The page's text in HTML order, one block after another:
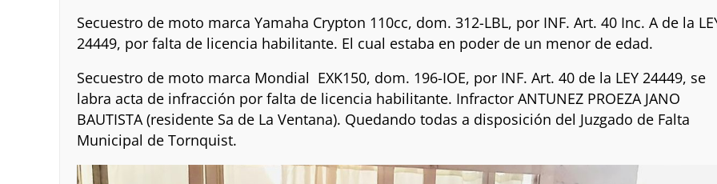
Secuestro de moto marca Yamaha Crypton 110cc, dom. 312-LBL, por INF. Art. 40 Inc. A de la
24449, por falta de licencia habilitante. El cual estaba en poder de un menor de edad.
Secuestro de moto marca Mondial EXK150, dom. 196-IOE, por INF. Art. 40 de la LEY 24449, se
labra acta de infracción por falta de licencia habilitante. Infractor ANTUNEZ PROEZA JANO
BAUTISTA (residente Sa de La Ventana). Quedando todas a disposición del Juzgado de Falta
Municipal de Tornquist.